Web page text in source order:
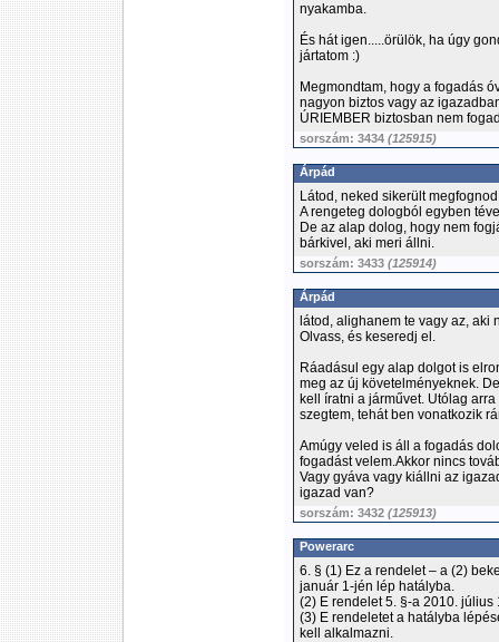
nyakamba.
És hát igen.....örülök, ha úgy
jártatom :)
Megmondtam, hogy a fogadás
nagyon biztos vagy az
ÚRIEMBER biztosban nem
sorszám: 3434 (125915)
Árpád
Látod, neked sikerült
A rengeteg dologból egyben
De az alap dolog, hogy nem
bárkivel, aki meri állni.
sorszám: 3433 (125914)
Árpád
látod, alighanem te vagy az,
Olvass, és keseredj el.
Ráadásul egy alap dolgot is
meg az új követelményeknek.
kell íratni a járművet. Utólag
szegtem, tehát ben vonatkozik
Amúgy veled is áll a fogadás
fogadást velem.Akkor nincs
Vagy gyáva vagy kiállni az
igazad van?
sorszám: 3432 (125913)
Powerarc
6. § (1) Ez a rendelet – a (2)
január 1-jén lép hatályba.
(2) E rendelet 5. §-a 2010. július
(3) E rendeletet a hatályba
kell alkalmazni.